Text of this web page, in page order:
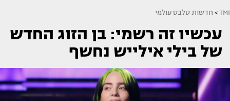
TMI
> חדשות סלבס עולמי
עכשיו זה רשמי: בן הזוג החדש
של בילי אילייש נחשף